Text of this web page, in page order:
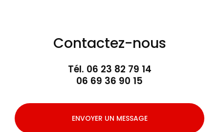
Contactez-nous
Tél. 06 23 82 79 14
06 69 36 90 15
ENVOYER UN MESSAGE